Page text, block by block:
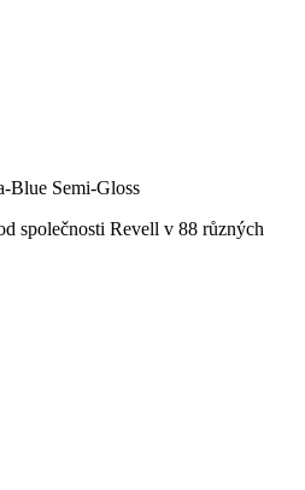
Blue Semi-Gloss
společnosti Revell v 88 různých